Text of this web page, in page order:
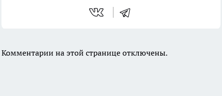
Комментарии на этой странице отключены.